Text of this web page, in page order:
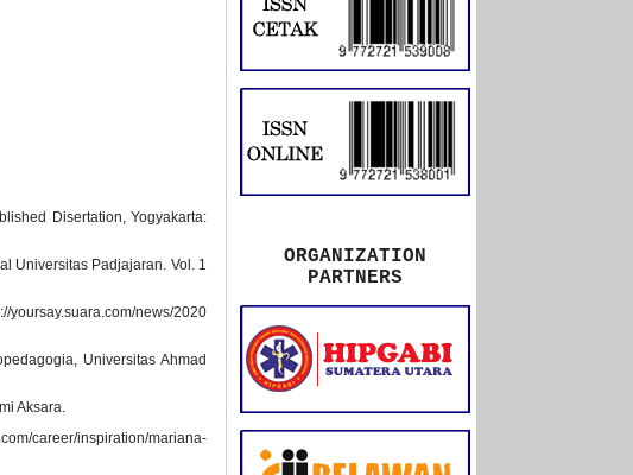
ORGANIZATION
PARTNERS
Disertation, Yogyakarta:
Universitas Padjajaran. Vol. 1
news/2020
Universitas Ahmad
Aksara.
career/inspiration/mariana-